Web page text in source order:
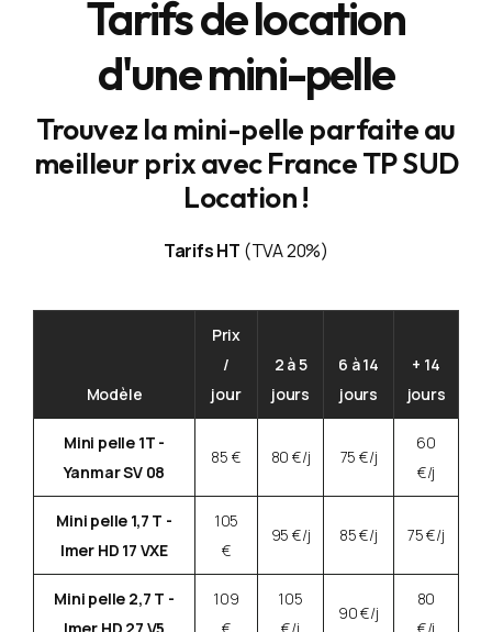
Tarifs de location
d'une mini-pelle
Trouvez la mini-pelle parfaite au
meilleur prix avec France TP SUD
Location !
Tarifs HT (TVA 20%)
Modèle
Prix
/
jour
2 à 5
jours
6 à 14
jours
+ 14
jours
Mini pelle 1T -
Yanmar SV 08
85 € 80 €/j 75 €/j
60
€/j
Mini pelle 1,7 T -
Imer HD 17 VXE
105
€
95 €/j 85 €/j 75 €/j
Mini pelle 2,7 T -
Imer HD 27 V5
109
€
105
€/j
90 €/j
80
€/j